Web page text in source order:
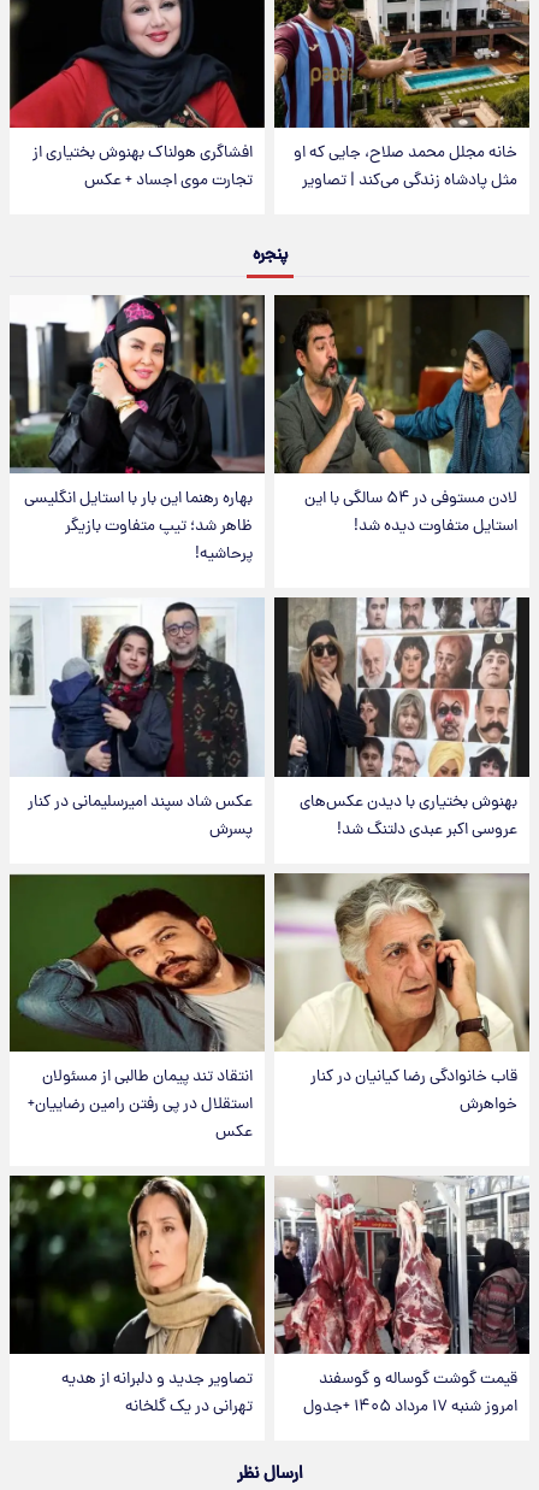
خانه مجلل محمد صلاح، جایی که او
مثل پادشاه زندگی می‌کند | تصاویر
افشاگری هولناک بهنوش بختیاری از
تجارت موی اجساد + عکس
پنجره
لادن مستوفی در ۵۴ سالگی با این
استایل متفاوت دیده شد!
بهاره رهنما این بار با استایل انگلیسی
ظاهر شد؛ تیپ متفاوت بازیگر
پرحاشیه!
بهنوش بختیاری با دیدن عکس‌های
عروسی اکبر عبدی دلتنگ شد!
عکس شاد سپند امیرسلیمانی در کنار
پسرش
قاب خانوادگی رضا کیانیان در کنار
خواهرش
انتقاد تند پیمان طالبی از مسئولان
استقلال در پی رفتن رامین رضاییان+
عکس
قیمت گوشت گوساله و گوسفند
امروز شنبه ۱۷ مرداد ۱۴۰۵ +جدول
تصاویر جدید و دلبرانه از هدیه
تهرانی در یک گلخانه
ارسال نظر